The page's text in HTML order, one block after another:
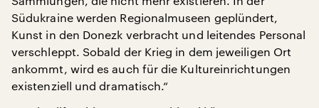
Südukraine werden Regionalmuseen geplündert,
Kunst in den Donezk verbracht und leitendes Personal
verschleppt. Sobald der Krieg in dem jeweiligen Ort
ankommt, wird es auch für die Kultureinrichtungen
existenziell und dramatisch.“